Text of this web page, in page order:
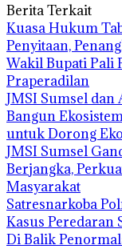
Berita Terkait
‎Kuasa Hukum
Penyitaan,
Wakil Bupati Pali
Praperadilan
JMSI Sumsel dan
Bangun
untuk Dorong
JMSI Sumsel
Berjangka,
Masyarakat
Satresnarkoba
Kasus Peredaran
Di Balik